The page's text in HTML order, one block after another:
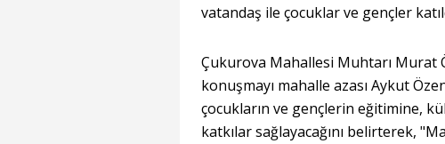
vatandaş ile çocuklar ve gençler
Çukurova Mahallesi Muhtarı Murat
konuşmayı mahalle azası Aykut
çocukların ve gençlerin eğitimine,
katkılar sağlayacağını belirterek,